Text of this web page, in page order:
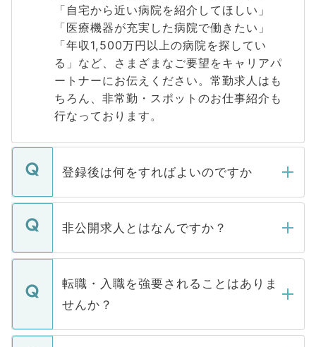
「自宅から近い病院を紹介してほしい」
「医療機器が充実した病院で働きたい」
「年収1,500万円以上の病院を探してい
る」など、さまざまなご要望をキャリアパ
ートナーにお伝えください。常勤求人はも
ちろん、非常勤・スポットのお仕事紹介も
行なっております。
登録後は何をすればよいのですか
ご登録いただきましたら、弊社担当者がご
登録内容を確認し、その後メールもしくは
ます。通常、5営業日以内にはご連絡をせて
いただきますので、しばらくお待ちくださ
い。
非公開求人とはなんですか？
マイナビDOCTORで取り扱っている求人の
うち約3割は、Webサイトからご覧いただ
けない「非公開求人」です。非公開求人は
下記の理由によって、一般には公開してい
ません。
転職・入職を強要されることはありま
せんか？
転職・入職を強要することは一切ありませ